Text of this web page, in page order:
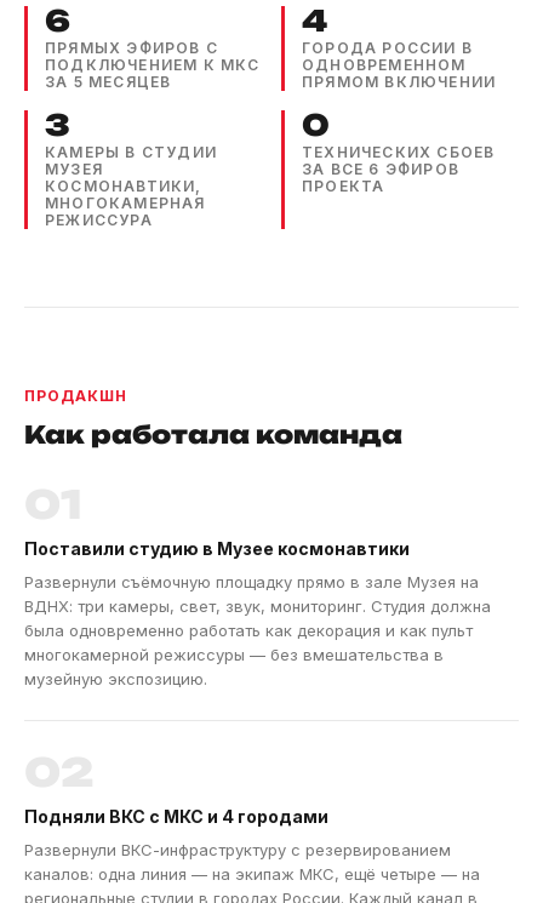
6
ПРЯМЫХ ЭФИРОВ С
ПОДКЛЮЧЕНИЕМ К МКС
ЗА 5 МЕСЯЦЕВ
4
ГОРОДА РОССИИ В
ОДНОВРЕМЕННОМ
ПРЯМОМ ВКЛЮЧЕНИИ
3
КАМЕРЫ В СТУДИИ
МУЗЕЯ
КОСМОНАВТИКИ,
МНОГОКАМЕРНАЯ
РЕЖИССУРА
0
ТЕХНИЧЕСКИХ СБОЕВ
ЗА ВСЕ 6 ЭФИРОВ
ПРОЕКТА
ПРОДАКШН
Как работала команда
Поставили студию в Музее космонавтики
Развернули съёмочную площадку прямо в зале Музея на
ВДНХ: три камеры, свет, звук, мониторинг. Студия должна
была одновременно работать как декорация и как пульт
многокамерной режиссуры — без вмешательства в
музейную экспозицию.
Подняли ВКС с МКС и 4 городами
Развернули ВКС-инфраструктуру с резервированием
каналов: одна линия — на экипаж МКС, ещё четыре — на
региональные студии в городах России. Каждый канал в